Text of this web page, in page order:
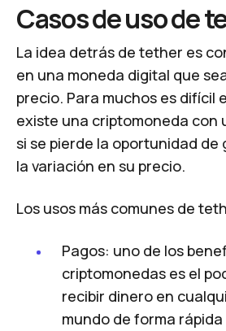
Casos de uso de
La idea detrás de tether es
en una moneda digital que
precio. Para muchos es difícil
existe una criptomoneda con
si se pierde la oportunidad de
la variación en su precio.
Los usos más comunes de
Pagos: uno de los
criptomonedas es el
recibir dinero en
mundo de forma